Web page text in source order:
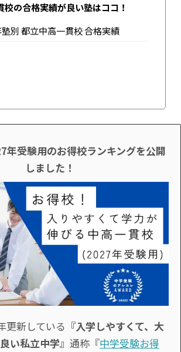
校の合格実績が良い塾はココ！
別 都立中高一貫校 合格実績
年受験用のお得校ランキングを公開
しました！
更新している 『入学しやすくて、大
い私立中学』 通称『中学受験お得